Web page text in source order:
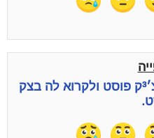
אני רוצה לפתוח מאפייה בצ׳³ק פוסט ולקרוא לה בצק